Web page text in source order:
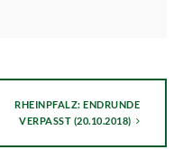
RHEINPFALZ: ENDRUNDE
VERPASST (20.10.2018)